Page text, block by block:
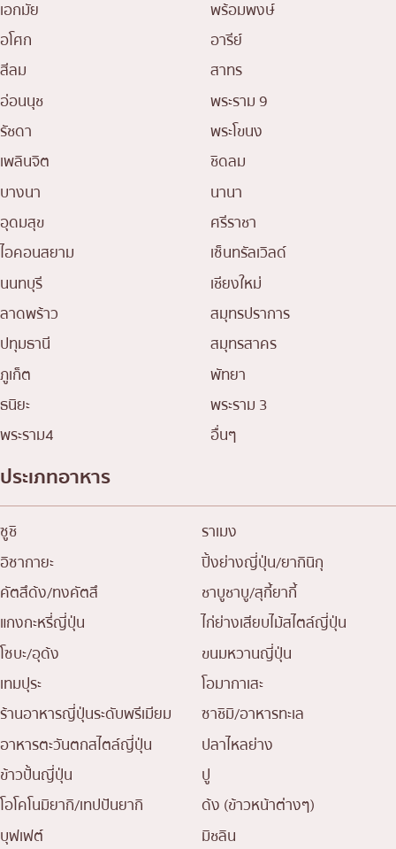
เอกมัย
พร้อมพงษ์
อโศก
อารีย์
สีลม
สาทร
อ่อนนุช
พระราม 9
รัชดา
พระโขนง
เพลินจิต
ชิดลม
บางนา
นานา
อุดมสุข
ศรีราชา
ไอคอนสยาม
เซ็นทรัลเวิลด์
นนทบุรี
เชียงใหม่
ลาดพร้าว
สมุทรปราการ
ปทุมธานี
สมุทรสาคร
ภูเก็ต
พัทยา
ธนิยะ
พระราม 3
พระราม4
อื่นๆ
ประเภทอาหาร
ซูชิ
ราเมง
อิซากายะ
ปิ้งย่างญี่ปุ่น/ยากินิกุ
คัตสึด้ง/ทงคัตสึ
ชาบูชาบู/สุกี้ยากี้
แกงกะหรี่ญี่ปุ่น
ไก่ย่างเสียบไม้สไตล์ญี่ปุ่น
โซบะ/อุด้ง
ขนมหวานญี่ปุ่น
เทมปุระ
โอมากาเสะ
ร้านอาหารญี่ปุ่นระดับพรีเมียม
ซาชิมิ/อาหารทะเล
อาหารตะวันตกสไตล์ญี่ปุ่น
ปลาไหลย่าง
ข้าวปั้นญี่ปุ่น
ปู
โอโคโนมิยากิ/เทปปันยากิ
ด้ง (ข้าวหน้าต่างๆ)
บุฟเฟต์
มิชลิน